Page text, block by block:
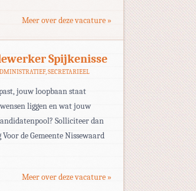
Meer over deze vacature »
Spijkenisse
SECRETARIEEL
jouw loopbaan staat
liggen en wat jouw
Solliciteer dan
de Gemeente Nissewaard
Meer over deze vacature »